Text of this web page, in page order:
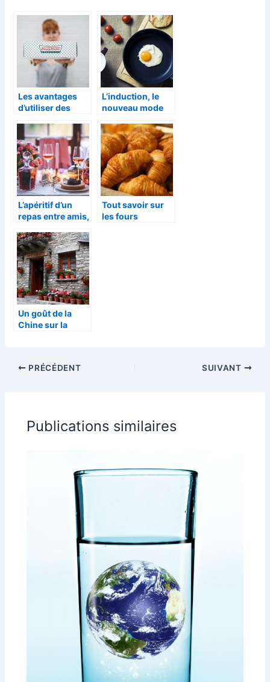
Les avantages
d’utiliser des
kraft de SML
Food Plastic
L’induction, le
nouveau mode
L’apéritif d’un
repas entre amis,
Tout savoir sur
les fours
Un goût de la
Chine sur la
PRÉCÉDENT SUIVANT
Publications similaires